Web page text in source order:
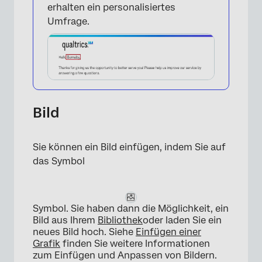
×
erhalten ein personalisiertes
Umfrage.
Bild
Sie können ein Bild einfügen, indem Sie auf
das Symbol
Symbol. Sie haben dann die Möglichkeit, ein
Bild aus Ihrem Bibliothekoder laden Sie ein
neues Bild hoch. Siehe Einfügen einer
Grafik finden Sie weitere Informationen
zum Einfügen und Anpassen von Bildern.